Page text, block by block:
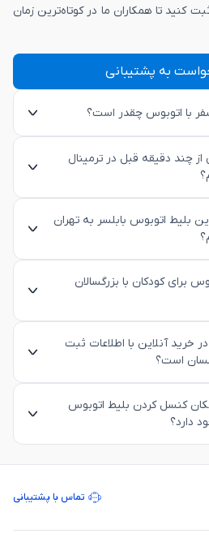
کنید تا همکاران ما در کوتاه‌ترین زمان
به پشتیبانی
با اتوبوس چقدر است؟
از چند دقیقه قبل در ترمینال
بلیط اتوبوس بابلسر به تهران
برای کودکان با بزرگسالان
خرید آنلاین با اطلاعات ثبت
است؟
در قاصدک 24 امکان کنسل کردن بلیط اتوبوس
دارد؟
تماس با پشتیبانی